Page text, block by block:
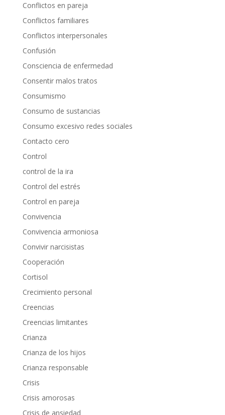
Conflictos en pareja
Conflictos familiares
Conflictos interpersonales
Confusión
Consciencia de enfermedad
Consentir malos tratos
Consumismo
Consumo de sustancias
Consumo excesivo redes sociales
Contacto cero
Control
control de la ira
Control del estrés
Control en pareja
Convivencia
Convivencia armoniosa
Convivir narcisistas
Cooperación
Cortisol
Crecimiento personal
Creencias
Creencias limitantes
Crianza
Crianza de los hijos
Crianza responsable
Crisis
Crisis amorosas
Crisis de ansiedad